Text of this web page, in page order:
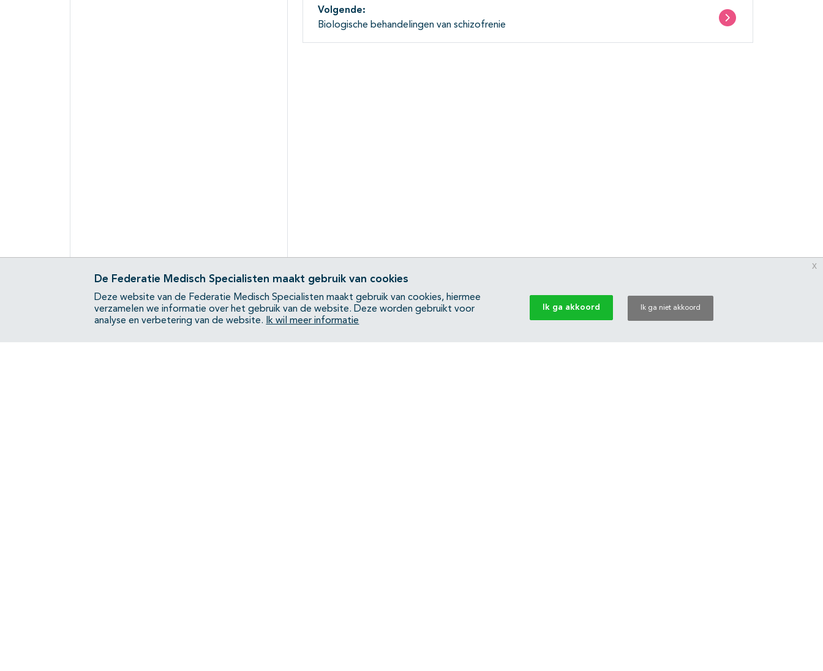
Volgende:
Biologische behandelingen van schizofrenie
De Federatie Medisch Specialisten maakt gebruik van cookies
Deze website van de Federatie Medisch Specialisten maakt gebruik van cookies, hiermee
verzamelen we informatie over het gebruik van de website. Deze worden gebruikt voor
analyse en verbetering van de website.
Ik wil meer informatie
Ik ga akkoord Ik ga niet akkoord
x